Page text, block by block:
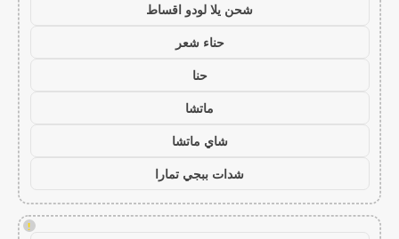
شحن يلا لودو اقساط
حناء شعر
حنا
ماتشا
شاي ماتشا
شدات ببجي تمارا
!